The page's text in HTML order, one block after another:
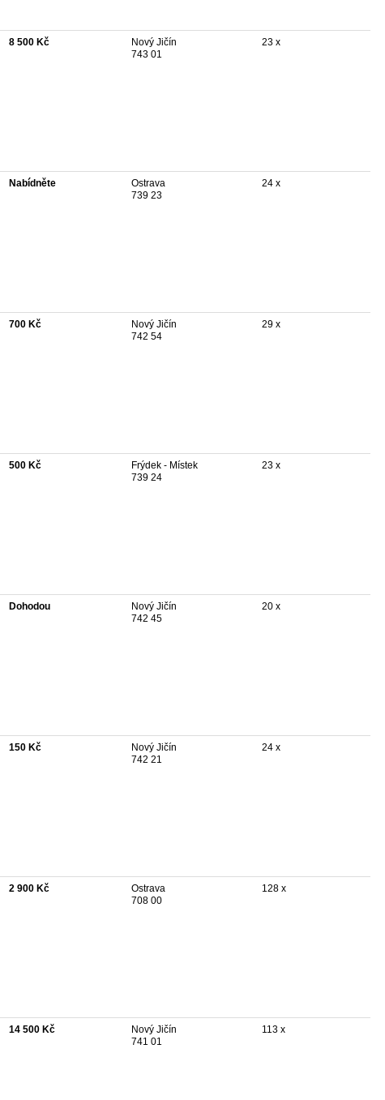
8 500 Kč
Nový Jičín
743 01
23 x
Nabídněte
Ostrava
739 23
24 x
700 Kč
Nový Jičín
742 54
29 x
500 Kč
Frýdek - Místek
739 24
23 x
Dohodou
Nový Jičín
742 45
20 x
150 Kč
Nový Jičín
742 21
24 x
2 900 Kč
Ostrava
708 00
128 x
14 500 Kč
Nový Jičín
741 01
113 x